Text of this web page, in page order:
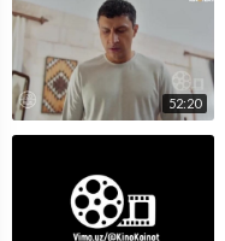
52:20